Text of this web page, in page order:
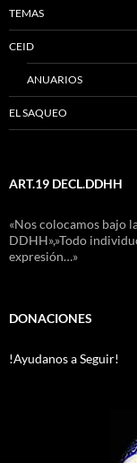
TEMAS
CEID
ANUARIOS
EL SAQUEO
ART.19 DECL.DDHH
«Nos colocamos bajo
DDHH»,»Todo
expresión…»
DONACIONES
!Ayudanos a Seguir!